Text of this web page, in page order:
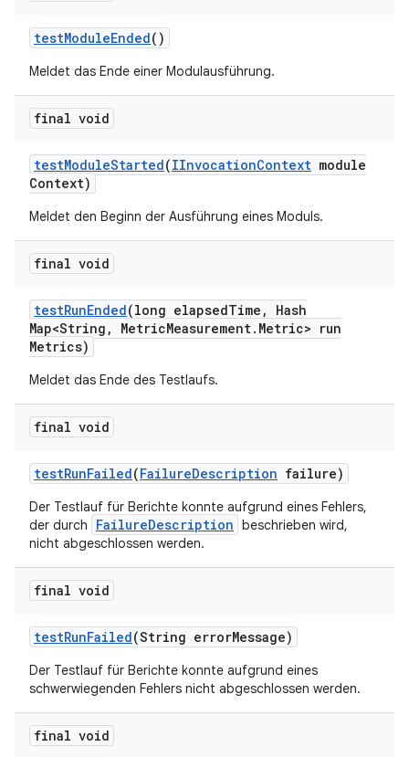
testModuleEnded()
Meldet das Ende einer Modulausführung.
final void
testModuleStarted(IInvocationContext module
Context)
Meldet den Beginn der Ausführung eines Moduls.
final void
testRunEnded(long elapsedTime ,
Hash
Map<String , MetricMeasurement. Metric> run
Metrics)
Meldet das Ende des Testlaufs.
final void
testRunFailed(FailureDescription failure)
Der Testlauf für Berichte konnte aufgrund eines Fehlers,
der durch
FailureDescription beschrieben wird,
nicht abgeschlossen werden.
final void
testRunFailed(String errorMessage)
Der Testlauf für Berichte konnte aufgrund eines
schwerwiegenden Fehlers nicht abgeschlossen werden.
final void